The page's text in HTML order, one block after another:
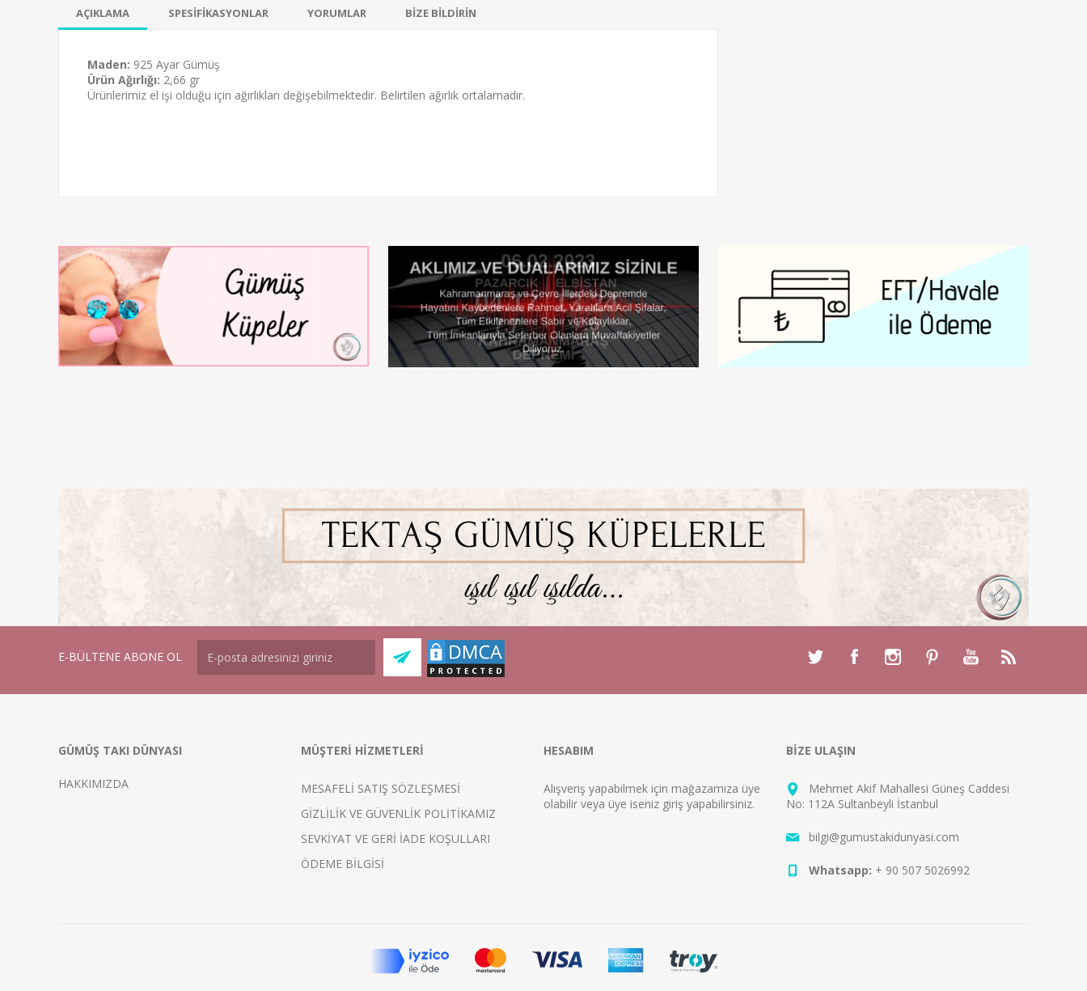
AÇIKLAMA SPESİFİKASYONLAR YORUMLAR BİZE BİLDİRİN
Maden: 925 Ayar Gümüş
Ürün Ağırlığı: 2,66 gr
Ürünlerimiz el işi olduğu için ağırlıkları değişebilmektedir. Belirtilen ağırlık ortalamadır.
E-BÜLTENE ABONE OL
GÜMÜŞ TAKI DÜNYASI
HAKKIMIZDA
MÜŞTERİ HİZMETLERİ
MESAFELİ SATIŞ SÖZLEŞMESİ
GİZLİLİK VE GÜVENLİK POLİTİKAMIZ
SEVKİYAT VE GERİ İADE KOŞULLARI
ÖDEME BİLGİSİ
HESABIM
Alışveriş yapabilmek için mağazamıza üye
olabilir veya üye iseniz giriş yapabilirsiniz.
BİZE ULAŞIN
Mehmet Akif Mahallesi Güneş Caddesi
No: 112A Sultanbeyli İstanbul
bilgi@gumustakidunyasi.com
Whatsapp: + 90 507 5026992